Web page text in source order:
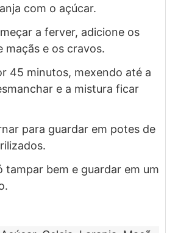
com o açúcar.
a ferver, adicione os
maçãs e os cravos.
45 minutos, mexendo até a
e a mistura ficar
para guardar em potes de
tampar bem e guardar em um